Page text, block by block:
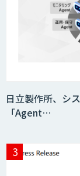
日立製作所、シ
「Agent…